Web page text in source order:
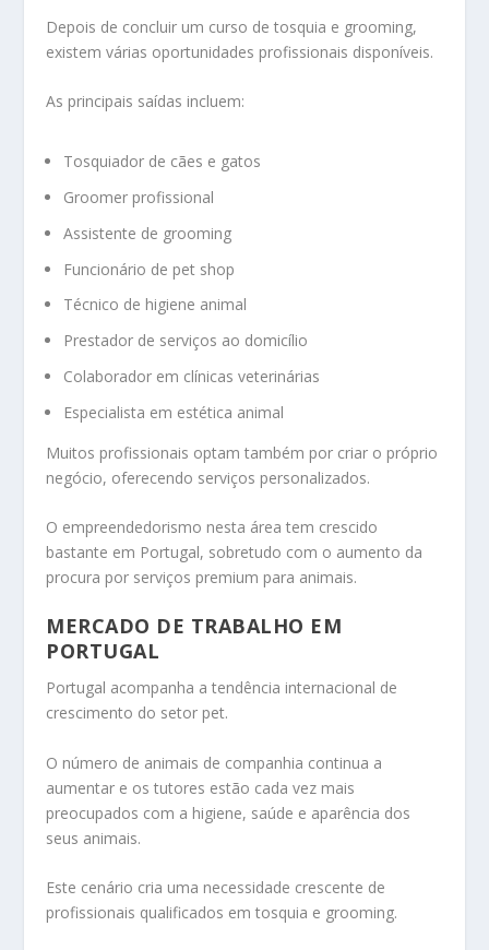
Depois de concluir um curso de tosquia e grooming,
existem várias oportunidades profissionais disponíveis.
As principais saídas incluem:
Tosquiador de cães e gatos
Groomer profissional
Assistente de grooming
Funcionário de pet shop
Técnico de higiene animal
Prestador de serviços ao domicílio
Colaborador em clínicas veterinárias
Especialista em estética animal
Muitos profissionais optam também por criar o próprio
negócio, oferecendo serviços personalizados.
O empreendedorismo nesta área tem crescido
bastante em Portugal, sobretudo com o aumento da
procura por serviços premium para animais.
MERCADO DE TRABALHO EM
PORTUGAL
Portugal acompanha a tendência internacional de
crescimento do setor pet.
O número de animais de companhia continua a
aumentar e os tutores estão cada vez mais
preocupados com a higiene, saúde e aparência dos
seus animais.
Este cenário cria uma necessidade crescente de
profissionais qualificados em tosquia e grooming.